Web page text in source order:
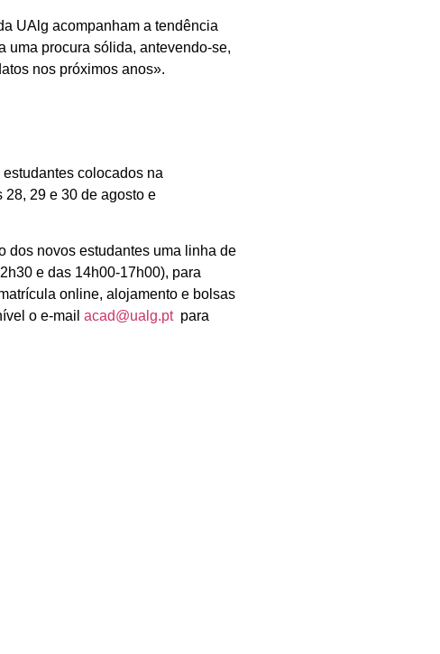
UAlg acompanham a tendência
uma procura sólida, antevendo-se,
nos próximos anos».
colocados na
29 e 30 de agosto e
dos novos estudantes uma linha de
e das 14h00-17h00), para
online, alojamento e bolsas
o e-mailacad@ualg.ptpara